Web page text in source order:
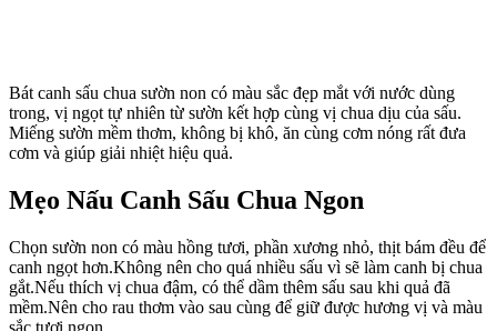
Bát canh sấu chua sườn non có màu sắc đẹp mắt với nước dùng
trong, vị ngọt tự nhiên từ sườn kết hợp cùng vị chua dịu của sấu.
Miếng sườn mềm thơm, không bị khô, ăn cùng cơm nóng rất đưa
cơm và giúp giải nhiệt hiệu quả.
Mẹo Nấu Canh Sấu Chua Ngon
Chọn sườn non có màu hồng tươi, phần xương nhỏ, thịt bám đều để
canh ngọt hơn.Không nên cho quá nhiều sấu vì sẽ làm canh bị chua
gắt.Nếu thích vị chua đậm, có thể dầm thêm sấu sau khi quả đã
mềm.Nên cho rau thơm vào sau cùng để giữ được hương vị và màu